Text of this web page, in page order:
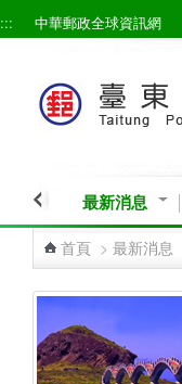
跳到主要內容區塊
::: 中華郵政全球資訊網
最新消息
首頁 > 最新消息